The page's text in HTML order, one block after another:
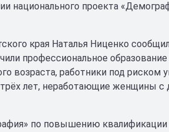
национального проекта
края Наталья Ниценко
профессиональное
возраста, работники под риском
лет, неработающие женщины
по повышению